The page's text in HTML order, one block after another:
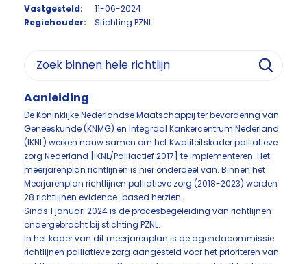
Vastgesteld:
11-06-2024
Regiehouder:
Stichting PZNL
Aanleiding
De Koninklijke Nederlandse Maatschappij ter bevordering van
Geneeskunde (KNMG) en Integraal Kankercentrum Nederland
(IKNL) werken nauw samen om het Kwaliteitskader palliatieve
zorg Nederland [IKNL/Palliactief 2017] te implementeren. Het
meerjarenplan richtlijnen is hier onderdeel van. Binnen het
Meerjarenplan richtlijnen palliatieve zorg (2018-2023) worden
28 richtlijnen evidence-based herzien.
Sinds 1 januari 2024 is de procesbegeleiding van richtlijnen
ondergebracht bij stichting PZNL.
In het kader van dit meerjarenplan is de agendacommissie
richtlijnen palliatieve zorg aangesteld voor het prioriteren van